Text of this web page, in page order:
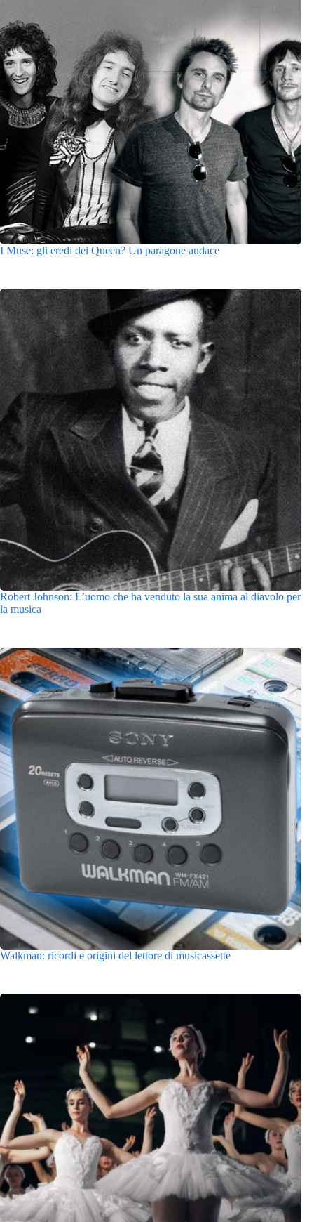
I Muse: gli eredi dei Queen? Un paragone audace
Robert Johnson: L’uomo che ha venduto la sua anima al diavolo per
la musica
Walkman: ricordi e origini del lettore di musicassette